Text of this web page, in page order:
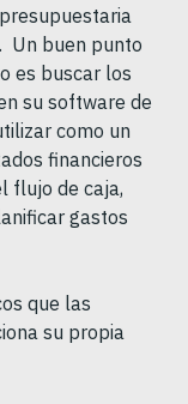
Un buen punto
es buscar los
su software de
como un
financieros
flujo de caja,
gastos
que las
su propia